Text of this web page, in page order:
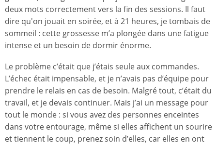
deux mots correctement vers la fin des sessions. Il faut
dire qu'on jouait en soirée, et à 21 heures, je tombais de
sommeil : cette grossesse m’a plongée dans une fatigue
intense et un besoin de dormir énorme.
Le problème c’était que j’étais seule aux commandes.
L’échec était impensable, et je n’avais pas d’équipe pour
prendre le relais en cas de besoin. Malgré tout, c’était du
travail, et je devais continuer. Mais j’ai un message pour
tout le monde : si vous avez des personnes enceintes
dans votre entourage, même si elles affichent un sourire
et tiennent le coup, prenez soin d’elles, car elles en ont